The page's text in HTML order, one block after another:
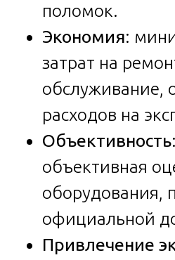
поломок.
Экономия:
затрат на
обслуживание,
расходов на
Объективность
объективная
оборудования,
официальной
Привлечение